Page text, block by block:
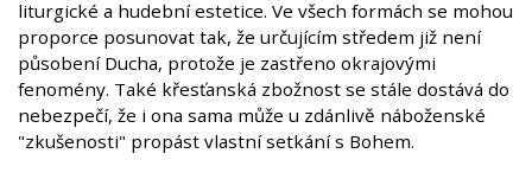
liturgické a hudební estetice. Ve všech formách se mohou
proporce posunovat tak, že určujícím středem již není
působení Ducha, protože je zastřeno okrajovými
fenomény. Také křesťanská zbožnost se stále dostává do
nebezpečí, že i ona sama může u zdánlivě náboženské
"zkušenosti" propást vlastní setkání s Bohem.